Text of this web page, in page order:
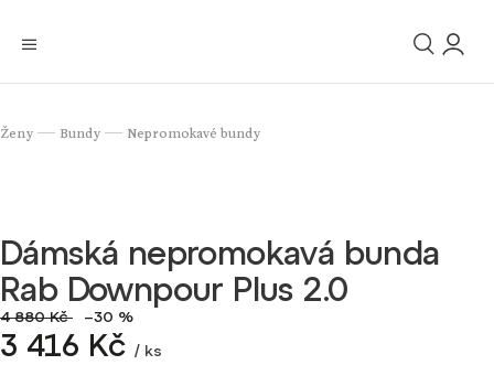
Ženy / Bundy / Nepromokavé bundy
Dámská nepromokavá bunda
Rab Downpour Plus 2.0
4 880 Kč –30 %
3 416 Kč / ks